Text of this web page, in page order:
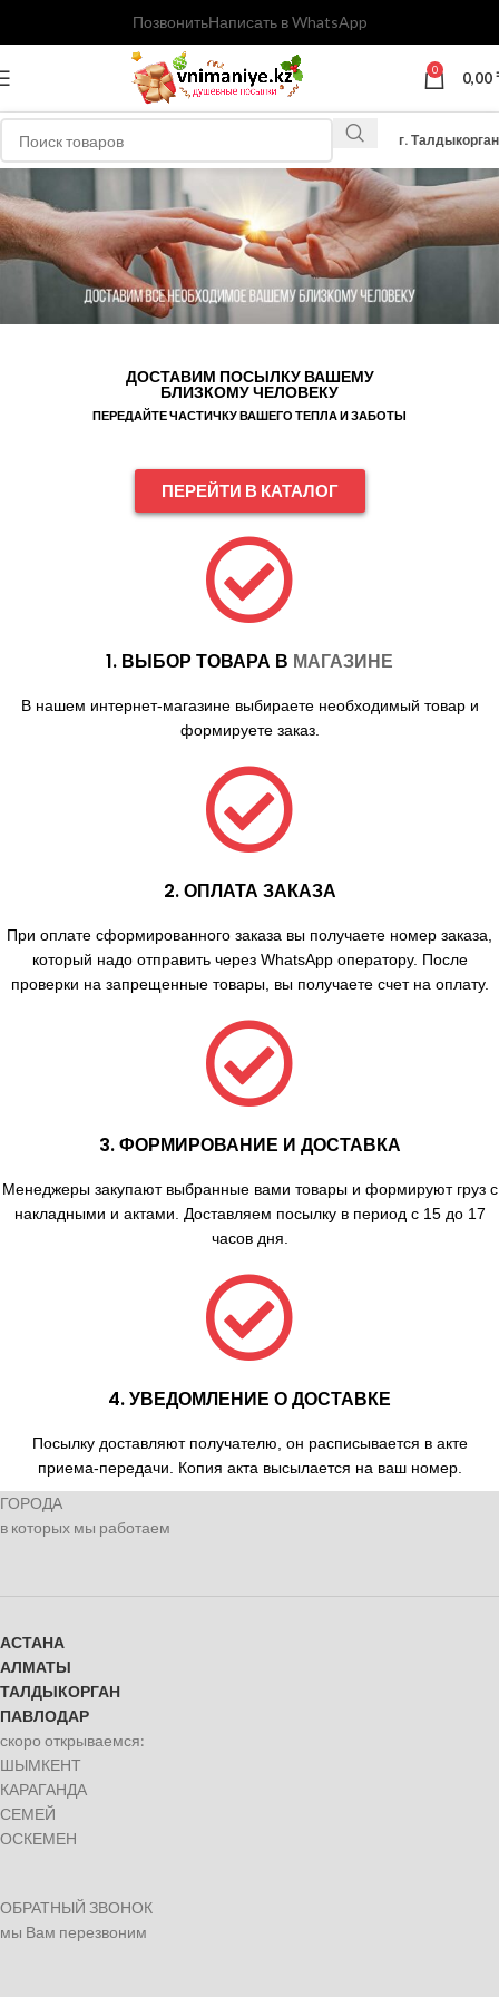
ПозвонитьНаписать в WhatsApp
0 0,00
г. Талдыкорган
ДОСТАВИМ ПОСЫЛКУ ВАШЕМУ
БЛИЗКОМУ ЧЕЛОВЕКУ
ПЕРЕДАЙТЕ ЧАСТИЧКУ ВАШЕГО ТЕПЛА И ЗАБОТЫ
ПЕРЕЙТИ В КАТАЛОГ
1. ВЫБОР ТОВАРА В МАГАЗИНЕ
В нашем интернет-магазине выбираете необходимый товар и
формируете заказ.
2. ОПЛАТА ЗАКАЗА
При оплате сформированного заказа вы получаете номер заказа,
который надо отправить через WhatsApp оператору. После
проверки на запрещенные товары, вы получаете счет на оплату.
3. ФОРМИРОВАНИЕ И ДОСТАВКА
Менеджеры закупают выбранные вами товары и формируют груз с
накладными и актами. Доставляем посылку в период с 15 до 17
часов дня.
4. УВЕДОМЛЕНИЕ О ДОСТАВКЕ
Посылку доставляют получателю, он расписывается в акте
приема-передачи. Копия акта высылается на ваш номер.
ГОРОДА
в которых мы работаем
АСТАНА
АЛМАТЫ
ТАЛДЫКОРГАН
ПАВЛОДАР
скоро открываемся:
ШЫМКЕНТ
КАРАГАНДА
СЕМЕЙ
ОСКЕМЕН
ОБРАТНЫЙ ЗВОНОК
мы Вам перезвоним